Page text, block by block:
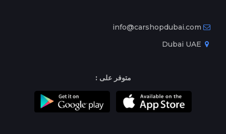
info@carshopdubai.com
متوفر على :